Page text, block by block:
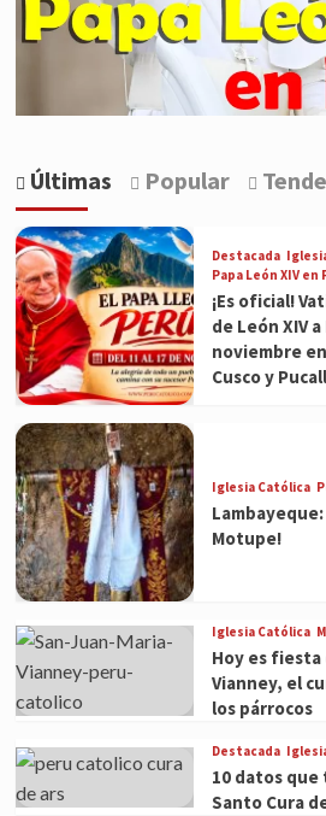
Últimas Popular
Destacada
Papa León XIV en
¡Es oficial!
de León XIV
noviembre
Cusco y
Iglesia Católica
Motupe!
Iglesia Católica
Hoy es fiesta
Vianney, el
los párrocos
Destacada
10 datos que
Santo Cura